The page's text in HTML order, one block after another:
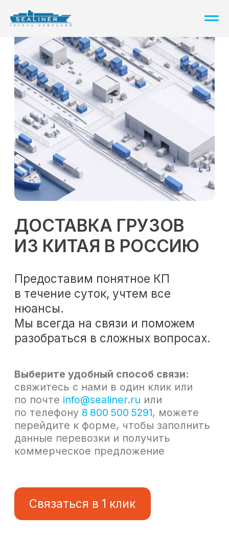
ДОСТАВКА ГРУЗОВ
ИЗ КИТАЯ В РОССИЮ
Предоставим понятное КП
нюансы.
Мы всегда на связи и поможем
разобраться в сложных вопросах.
свяжитесь с нами в один клик или
по почтеinfo@sealiner.ru или
по телефону 8 800 500 5291, можете
перейдите к форме, чтобы заполнить
данные перевозки и получить
коммерческое предложение
Перейти к форме
ОСНОВНЫЕ СПОСОБЫ
ДОСТАВКИ ГРУЗОВ
в Россию организуется
с использованием разных видов
транспорта. Выбор способа
доставки из Китая зависит